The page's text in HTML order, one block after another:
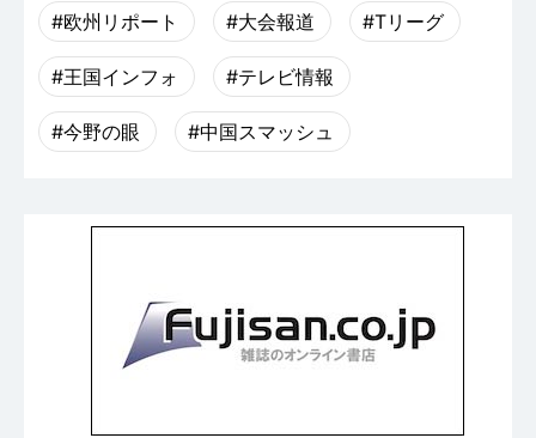
#欧州リポート #大会報道 #Tリーグ
#王国インフォ #テレビ情報
#今野の眼 #中国スマッシュ